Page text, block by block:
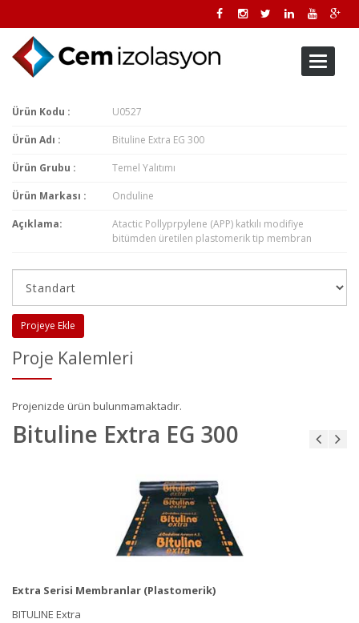
Toggle
Ürün Kodu : U0527
Ürün Adı : Bituline Extra EG 300
Ürün Grubu : Temel Yalıtımı
Ürün Markası : Onduline
Açıklama:
Atactic Pollyprpylene (APP) katkılı modifiye
bitümden üretilen plastomerik tip membran
Projeye Ekle
Proje Kalemleri
Projenizde ürün bulunmamaktadır.
Bituline Extra EG 300
Extra Serisi Membranlar (Plastomerik)
BITULINE Extra